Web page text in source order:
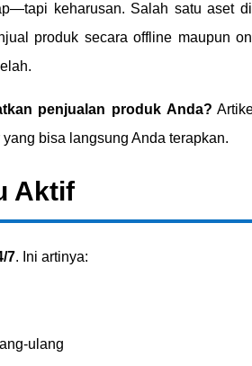
keharusan. Salah satu aset
produk secara offline maupun
penjualan produk Anda?
bisa langsung Anda terapkan.
Aktif
7. Ini artinya:
ulang